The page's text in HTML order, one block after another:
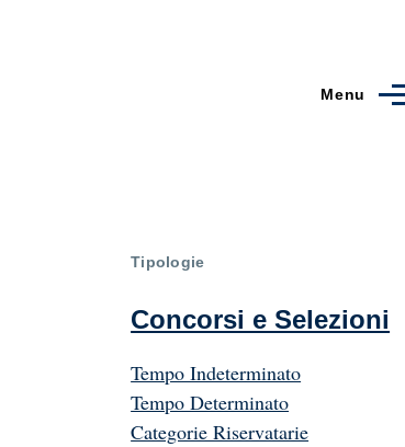
Menu
Tipologie
Concorsi e Selezioni
Tempo Indeterminato
Tempo Determinato
Categorie Riservatarie